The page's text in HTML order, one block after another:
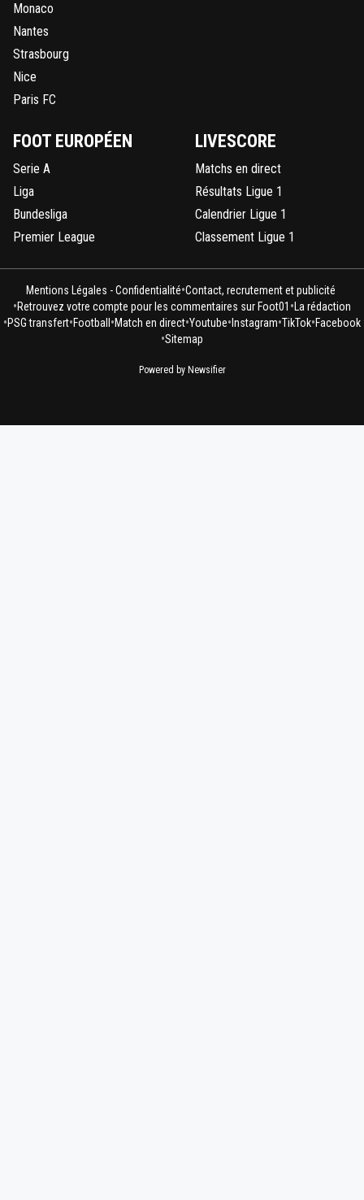
Monaco
Nantes
Strasbourg
Nice
Paris FC
FOOT EUROPÉEN
Serie A
Liga
Bundesliga
Premier League
LIVESCORE
Matchs en direct
Résultats Ligue 1
Calendrier Ligue 1
Classement Ligue 1
Mentions Légales - Confidentialité•Contact, recrutement et publicité
•Retrouvez votre compte pour les commentaires sur Foot01 • La rédaction
•PSG transfert•Football •Match en direct•Youtube• Instagram•TikTok•Facebook
•Sitemap
Powered by Newsifier